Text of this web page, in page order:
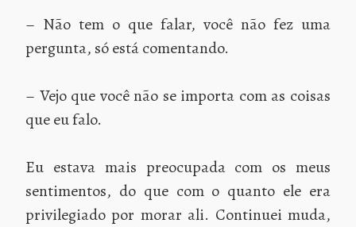
– Não tem o que falar, você não fez uma
pergunta, só está comentando.
– Vejo que você não se importa com as coisas
que eu falo.
Eu estava mais preocupada com os meus
sentimentos, do que com o quanto ele era
privilegiado por morar ali. Continuei muda,